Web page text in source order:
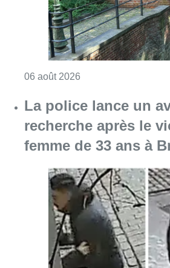
06 août 2026
La police lance un
recherche après le
femme de 33 ans à